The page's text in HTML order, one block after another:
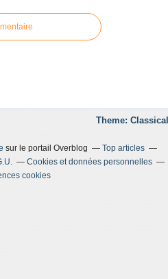
Theme:
sur le portail Overblog
Top articles
Cookies et données personnelles
cookies